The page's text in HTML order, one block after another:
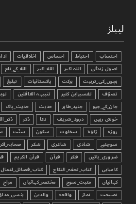
لیبلز
احتساب احتیاط احساس اخلاقیات
اصول زندگی
اللہ اکبر الله_اکبر الله_کے_نام
بچوں_کی_تربیت
برکت پاکستانیات تبليغ
تصوّف
تفسیرابن کثیر تنبیہہ الغافلین
جان_کے_جیو
جنید_طاہر حدیث حدیث_پاک
خوش رہیں
درود_شریف دعا ذکر
روزہ
زکوٰۃ سخاوت سکون سنّت
سوچئیے
شادی شاعری شکر
ضروری_باتیں
فکر قرآن قرآن الکریم
کامیابی
کتاب_تحفہ_النکاح کتاب_فضائل_اعمال
کہانیاں
مثبت_سوچ مختصر_کہانیاں مزاح
نصیحت
نماز واقعہ والدین